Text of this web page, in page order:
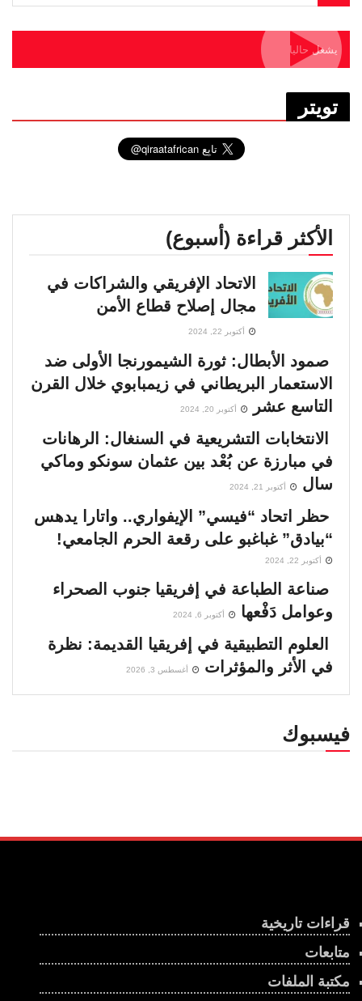
يشغل حاليا
تويتر
الأكثر قراءة (أسبوع)
الاتحاد الإفريقي والشراكات في
مجال إصلاح قطاع الأمن
أكتوبر 22, 2024
صمود الأبطال: ثورة الشيمورنجا الأولى ضد
الاستعمار البريطاني في زيمبابوي خلال القرن
التاسع عشر
أكتوبر 20, 2024
الانتخابات التشريعية في السنغال: الرهانات
في مبارزة عن بُعْد بين عثمان سونكو وماكي
سال
أكتوبر 21, 2024
حظر اتحاد “فيسي” الإيفواري.. واتارا يدهس
“بيادق” غباغبو على رقعة الحرم الجامعي!
أكتوبر 22, 2024
صناعة الطباعة في إفريقيا جنوب الصحراء
وعوامل دَفْعها
أكتوبر 6, 2024
العلوم التطبيقية في إفريقيا القديمة: نظرة
في الأثر والمؤثرات
أغسطس 3, 2026
فيسبوك
قراءات تاريخية
متابعات
مكتبة الملفات